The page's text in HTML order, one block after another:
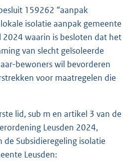
159262 “aanpak
isolatie aanpak gemeente
2024 waarin is besloten dat het
van slecht geïsoleerde
bewoners wil bevorderen
voor maatregelen die
lid, sub m en artikel 3 van de
Leusden 2024,
de Subsidieregeling isolatie
Leusden: